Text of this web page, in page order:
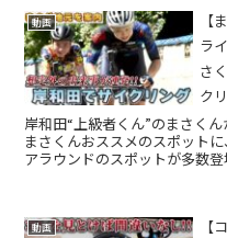
動画
【
ラ
さ
ク
岸和田“上級者くん”のまさく
まさくんおススメのスポット
アラウンドのスポットが多数登
動画
【